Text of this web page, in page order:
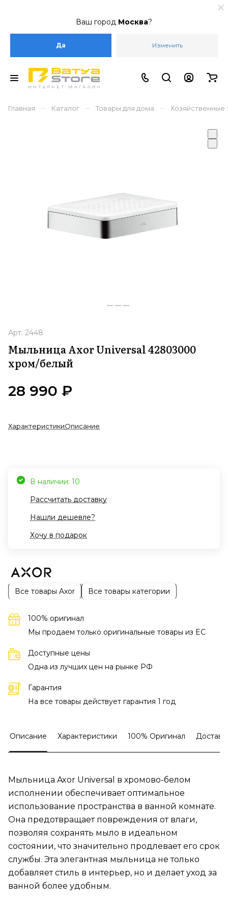
Ваш город Москва?
Да Изменить
Главная – Каталог – Товары для дома – Хозяйственные
Арт. 2448
Мыльница Axor Universal 42803000
хром/белый
28 990 ₽
ХарактеристикиОписание
В наличии: 10
Рассчитать доставку
Нашли дешевле?
Хочу в подарок
Все товары Axor Все товары категории
100% оригинал
Мы продаем только оригинальные товары из EC
Доступные цены
Одна из лучших цен на рынке РФ
Гарантия
На все товары действует гарантия 1 год
Описание Характеристики 100% Оригинал
Мыльница Axor Universal в хромово-белом
исполнении обеспечивает оптимальное
использование пространства в ванной комнате.
Она предотвращает повреждения от влаги,
позволяя сохранять мыло в идеальном
состоянии, что значительно продлевает его срок
службы. Эта элегантная мыльница не только
добавляет стиль в интерьер, но и делает уход за
ванной более удобным.